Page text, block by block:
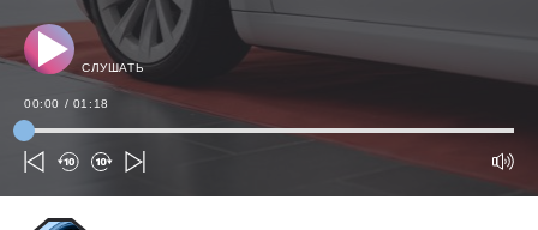
СЛУШАТЬ
00:00 / 01:18